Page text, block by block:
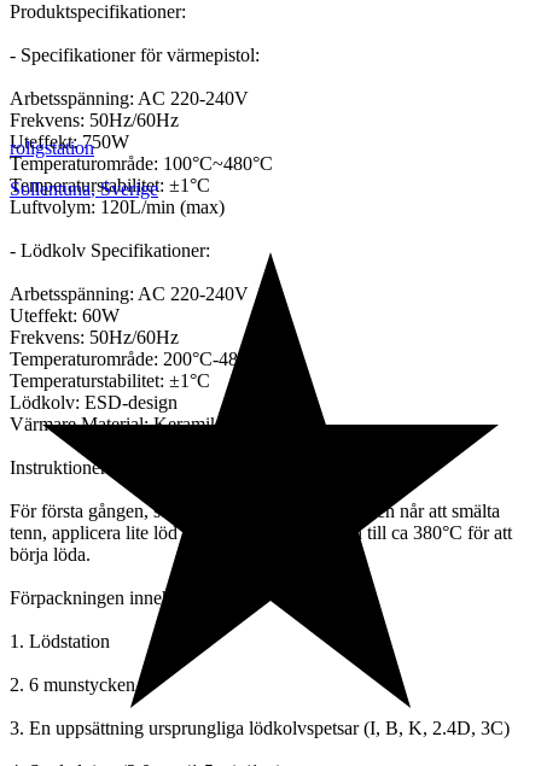
Produktspecifikationer:
- Specifikationer för värmepistol:
Arbetsspänning: AC 220-240V
Frekvens: 50Hz/60Hz
Uteffekt: 750W
Temperaturområde: 100°C~480°C
Temperaturstabilitet: ±1°C
Luftvolym: 120L/min (max)
- Lödkolv Specifikationer:
Arbetsspänning: AC 220-240V
Uteffekt: 60W
Frekvens: 50Hz/60Hz
Temperaturområde: 200°C-480°C
Temperaturstabilitet: ±1°C
Lödkolv: ESD-design
Värmare Material: Keramik
Instruktioner:
För första gången, ställ in 250°C, när temperaturen når att smälta
tenn, applicera lite löd på tio, höj temperaturen till ca 380°C för att
börja löda.
Förpackningen innehåller:
1. Lödstation
2. 6 munstycken
3. En uppsättning ursprungliga lödkolvspetsar (I, B, K, 2.4D, 3C)
roligstation
Sollentuna,Sverige